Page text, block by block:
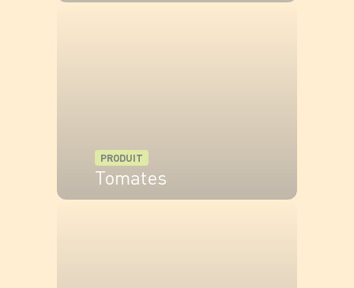
PRODUIT
Tomates